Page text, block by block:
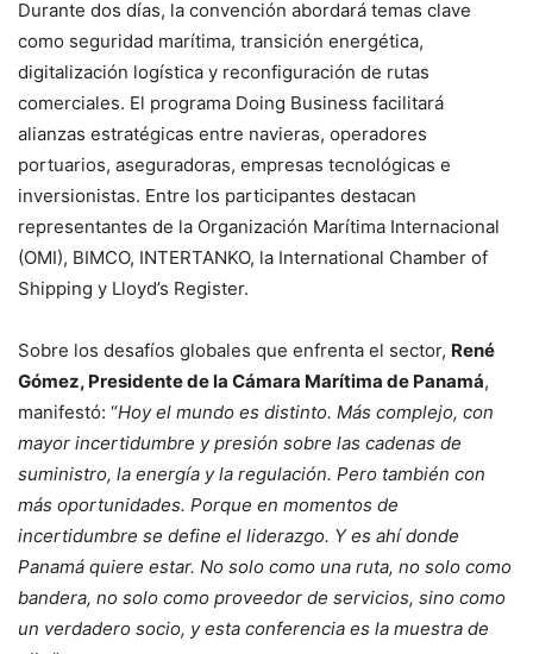
Durante dos días, la convención abordará temas clave
como seguridad marítima, transición energética,
digitalización logística y reconfiguración de rutas
comerciales. El programa Doing Business facilitará
alianzas estratégicas entre navieras, operadores
portuarios, aseguradoras, empresas tecnológicas e
inversionistas. Entre los participantes destacan
representantes de la Organización Marítima Internacional
(OMI), BIMCO, INTERTANKO, la International Chamber of
Shipping y Lloyd’s Register.
Sobre los desafíos globales que enfrenta el sector, René
Gómez, Presidente de la Cámara Marítima de Panamá,
manifestó: “Hoy el mundo es distinto. Más complejo, con
mayor incertidumbre y presión sobre las cadenas de
suministro, la energía y la regulación. Pero también con
más oportunidades. Porque en momentos de
incertidumbre se define el liderazgo. Y es ahí donde
Panamá quiere estar. No solo como una ruta, no solo como
bandera, no solo como proveedor de servicios, sino como
un verdadero socio, y esta conferencia es la muestra de